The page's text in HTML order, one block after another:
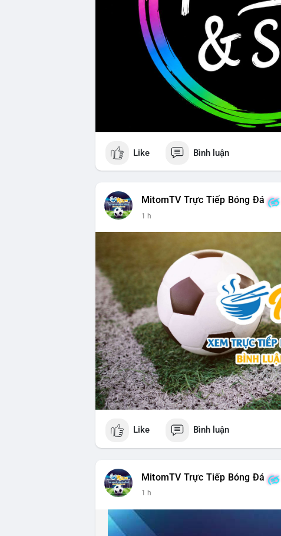
Like Bình luận
MitomTV Trực Tiếp Bóng Đá
1 h
Like Bình luận
MitomTV Trực Tiếp Bóng Đá
1 h